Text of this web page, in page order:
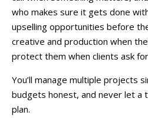
who makes sure it gets done
upselling opportunities before
creative and production when
protect them when clients ask
You’ll manage multiple projects
budgets honest, and never let a
plan.